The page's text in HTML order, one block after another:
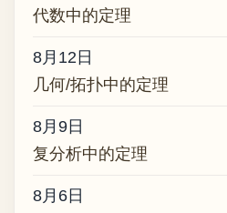
代数中的定理
8月12日
几何/拓扑中的定理
8月9日
复分析中的定理
8月6日